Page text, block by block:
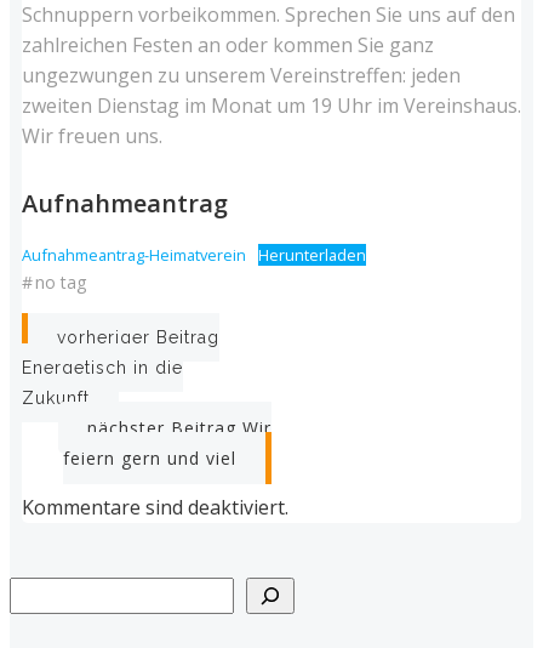
Schnuppern vorbeikommen. Sprechen Sie uns auf den
zahlreichen Festen an oder kommen Sie ganz
ungezwungen zu unserem Vereinstreffen: jeden
zweiten Dienstag im Monat um 19 Uhr im Vereinshaus.
Wir freuen uns.
Aufnahmeantrag
Aufnahmeantrag-Heimatverein Herunterladen
#no tag
Post
navigation
vorheriger Beitrag
Energetisch in die
Zukunft
Post
navigation
nächster Beitrag Wir
feiern gern und viel
Kommentare sind deaktiviert.